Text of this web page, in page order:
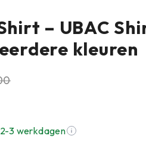
– UBAC
kleuren
3 werkdagen